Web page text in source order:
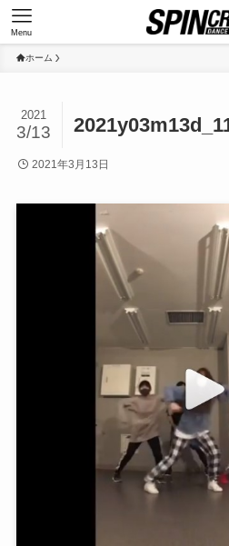
Menu
ホーム
2021
3/13
2021年3月13日